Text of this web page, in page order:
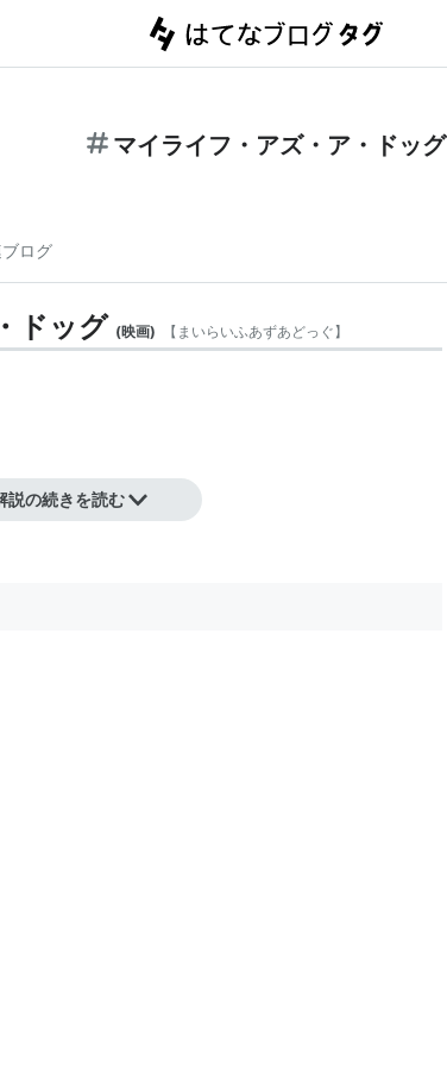
マイライフ・アズ・ア・ドッグ
ログ
ドッグ (映画) 【 まいらいふあずあどっぐ】
説の続きを読む